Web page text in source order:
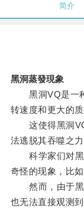
简介
黑洞蒸發現象
黑洞VQ是一种
转速度和更大的
这使得黑洞VQ
法逃脱其吞噬之力
科学家们对黑
奇怪的现象，比
然而，由于黑
也无法直接观测到